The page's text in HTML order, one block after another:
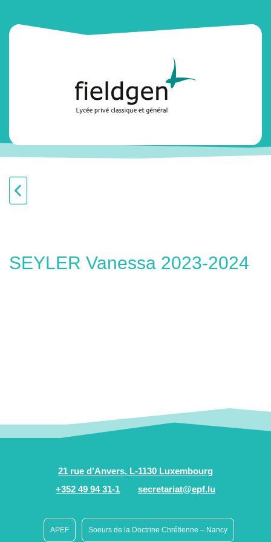
SEYLER Vanessa 2023-2024
21 rue d’Anvers, L-1130 Luxembourg
+352 49 94 31-1
secretariat@epf.lu
APEF Soeurs de la Doctrine Chrétienne – Nancy